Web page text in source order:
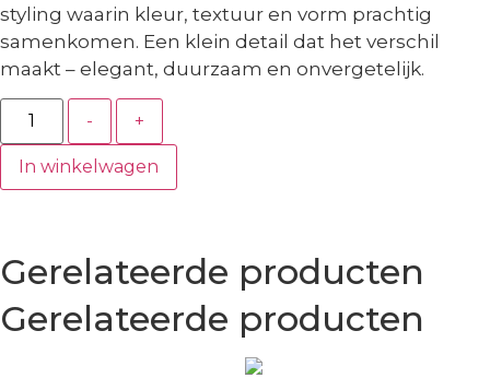
styling waarin kleur, textuur en vorm prachtig
samenkomen. Een klein detail dat het verschil
maakt – elegant, duurzaam en onvergetelijk.
- +
In winkelwagen
Gerelateerde producten
Gerelateerde producten